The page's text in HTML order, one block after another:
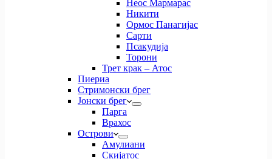
Неос Мармарас
Никити
Ормос Панагијас
Сарти
Псакудија
Торони
Трет крак – Атос
Пиериа
Стримонски брег
Јонски брег
Парга
Врахос
Острови
Амулиани
Скијатос